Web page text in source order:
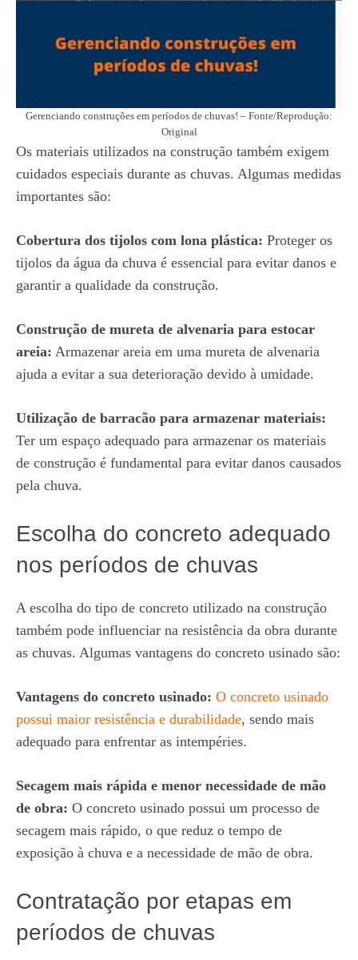
Gerenciando construções em períodos de chuvas! – Fonte/Reprodução:
Original
Os materiais utilizados na construção também exigem
cuidados especiais durante as chuvas. Algumas medidas
importantes são:
Cobertura dos tijolos com lona plástica: Proteger os
tijolos da água da chuva é essencial para evitar danos e
garantir a qualidade da construção.
Construção de mureta de alvenaria para estocar
areia: Armazenar areia em uma mureta de alvenaria
ajuda a evitar a sua deterioração devido à umidade.
Utilização de barracão para armazenar materiais:
Ter um espaço adequado para armazenar os materiais
de construção é fundamental para evitar danos causados
pela chuva.
Escolha do concreto adequado
nos períodos de chuvas
A escolha do tipo de concreto utilizado na construção
também pode influenciar na resistência da obra durante
as chuvas. Algumas vantagens do concreto usinado são:
Vantagens do concreto usinado: O concreto usinado
possui maior resistência e durabilidade, sendo mais
adequado para enfrentar as intempéries.
Secagem mais rápida e menor necessidade de mão
de obra: O concreto usinado possui um processo de
secagem mais rápido, o que reduz o tempo de
exposição à chuva e a necessidade de mão de obra.
Contratação por etapas em
períodos de chuvas